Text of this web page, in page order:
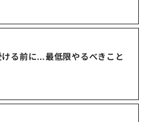
る前に…最低限やるべきこと